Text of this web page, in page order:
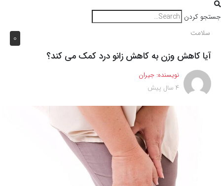
جستجو کردن
0 سلامت
آیا کاهش وزن به کاهش زانو درد کمک می کند؟
نویسنده: جیران
4 سال پیش